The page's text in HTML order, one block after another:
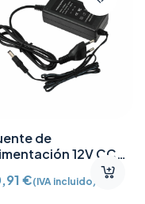
de
12V CC
€(IVA incluido)